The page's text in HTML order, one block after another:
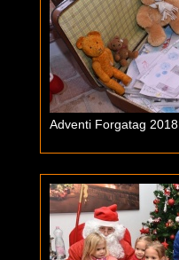
Adventi Forgatag 2018.